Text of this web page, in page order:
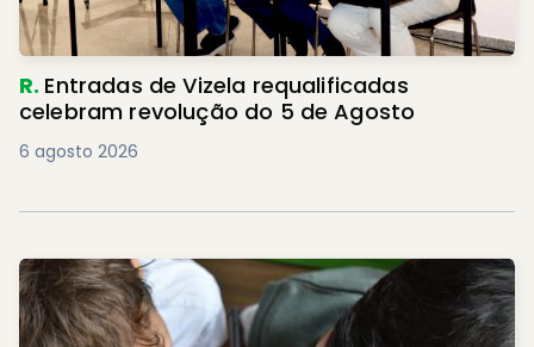
R. Entradas de Vizela requalificadas
celebram revolução do 5 de Agosto
6 agosto 2026